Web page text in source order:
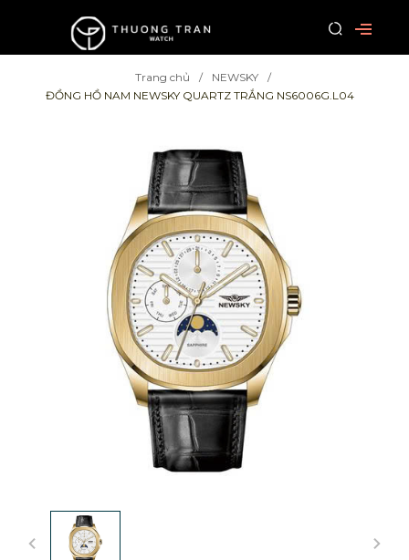
Trang chủ
NEWSKY
ĐỒNG HỒ NAM NEWSKY QUARTZ TRẮNG NS6006G.L04